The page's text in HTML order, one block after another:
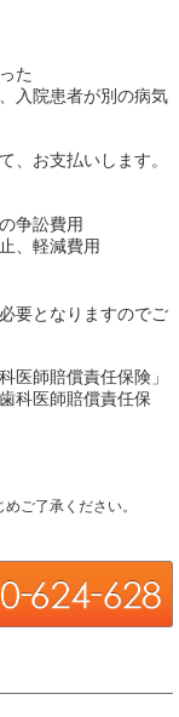
た
入院患者が別の病気
、お支払いします。
争訟費用
、軽減費用
要となりますのでご
医師賠償責任保険」
科医師賠償責任保
ご了承ください。